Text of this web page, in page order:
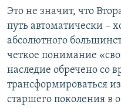
Это не значит, что
путь автоматически –
абсолютного
четкое понимание
наследие обречено со
трансформироваться
старшего поколения в